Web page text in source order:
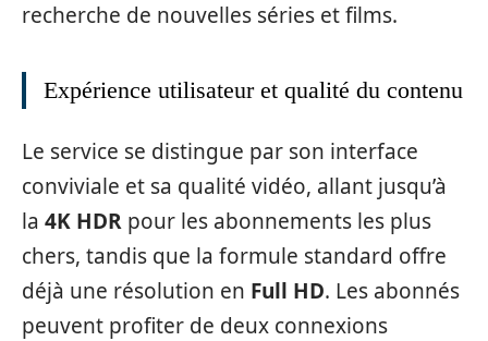
recherche de nouvelles séries et films.
Expérience utilisateur et qualité du contenu
Le service se distingue par son interface
conviviale et sa qualité vidéo, allant jusqu’à
la 4K HDR pour les abonnements les plus
chers, tandis que la formule standard offre
déjà une résolution en Full HD. Les abonnés
peuvent profiter de deux connexions